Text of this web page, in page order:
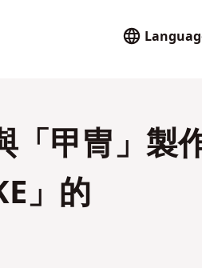
「甲冑」製
」的